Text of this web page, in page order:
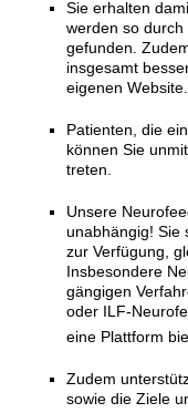
Sie erhalten
werden so
gefunden.
insgesamt
eigenen Website.
Patienten, die
können Sie
treten.
Unsere
unabhängig! Sie
zur Verfügung,
Insbesondere
gängigen
oder ILF-
eine Plattform
Zudem
sowie die Ziele